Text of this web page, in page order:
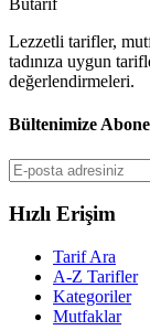
Butarif
Lezzetli tarifler,
tadınıza uygun
değerlendirmeleri.
Bültenimize
Hızlı Erişim
Tarif Ara
A-Z Tarifler
Kategoriler
Mutfaklar